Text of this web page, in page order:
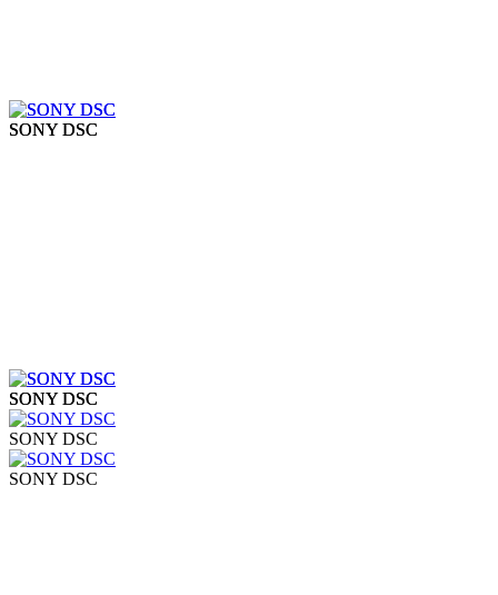
SONY DSC
SONY DSC
SONY DSC
SONY DSC
SONY DSC
SONY DSC